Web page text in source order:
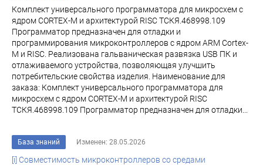
Комплект универсального программатора для микросхем с
ядром CORTEX-M и архитектурой RISC ТСКЯ.468998.109
Программатор предназначен для отладки и
программирования микроконтроллеров с ядром ARM Cortex-
M и RISC. Реализована гальваническая развязка USB ПК и
отлаживаемого устройства, позволяющая улучшить
потребительские свойства изделия. Наименование для
заказа: Комплект универсального программатора для
микросхем с ядром CORTEX-M и архитектурой RISC
ТСКЯ.468998.109 Программатор предназначен для отладки...
База знаний Изменен: 28.05.2026
[i] Совместимость микроконтроллеров со средами